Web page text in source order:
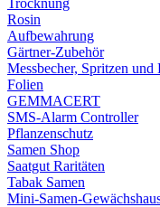
Trocknung
Rosin
Aufbewahrung
Gärtner-Zubehör
Messbecher, Spritzen und
Folien
GEMMACERT
SMS-Alarm Controller
Pflanzenschutz
Samen Shop
Saatgut Raritäten
Tabak Samen
Mini-Samen-